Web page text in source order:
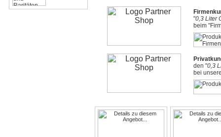
"0,3 Liter
beim
den "0,3
bei